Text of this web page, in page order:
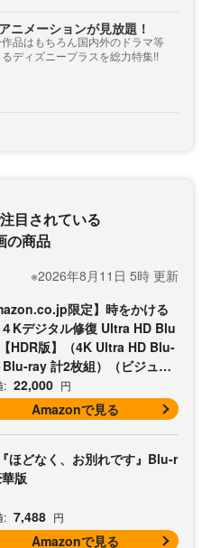
ニメーションが見放題！
品はもちろん国内外のドラマ等
ディズニープラスを総力特集!!
目されている
の商品
※2026年8月11日 5時 更新
限定】時をかける
Kデジタル修復 Ultra HD Blu
HDR版】（4K Ultra HD Blu-
ray 計2枚組）（ビジュア
ト3枚セット付）
: 22,000 円
Amazonで見る
ほどなく、お別れです』Blu-r
版
: 7,488 円
Amazonで見る